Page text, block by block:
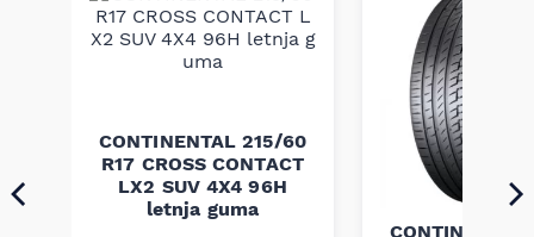
CONTINENTAL 215/60
R17 CROSS CONTACT
LX2 SUV 4X4 96H
letnja guma